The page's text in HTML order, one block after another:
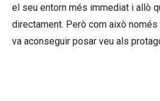
el seu entorn més immediat i allò
directament. Però com això
va aconseguir posar veu als